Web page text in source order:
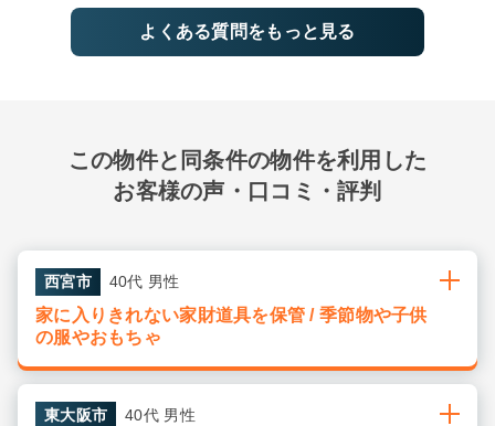
よくある質問をもっと見る
この物件と同条件の物件を利用した
お客様の声・口コミ・評判
西宮市 40代 男性
家に入りきれない家財道具を保管 / 季節物や子供
の服やおもちゃ
東大阪市 40代 男性